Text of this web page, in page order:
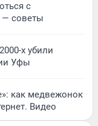
с
— советы
х убили
Уфы
как медвежонок
Видео